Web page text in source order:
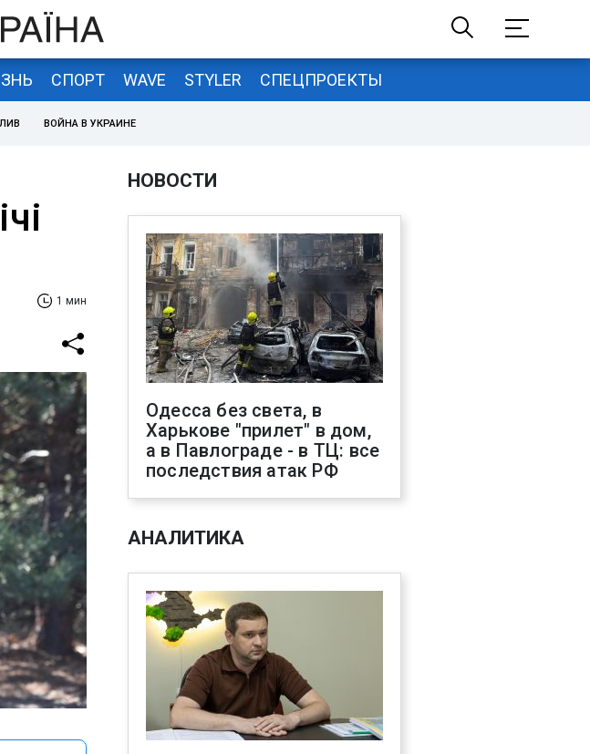
СПОРТ WAVE STYLER СПЕЦПРОЕКТЫ
ВОЙНА В УКРАИНЕ
1 мин
НОВОСТИ
Одесса без света, в
Харькове "прилет" в дом,
а в Павлограде - в ТЦ: все
последствия атак РФ
АНАЛИТИКА